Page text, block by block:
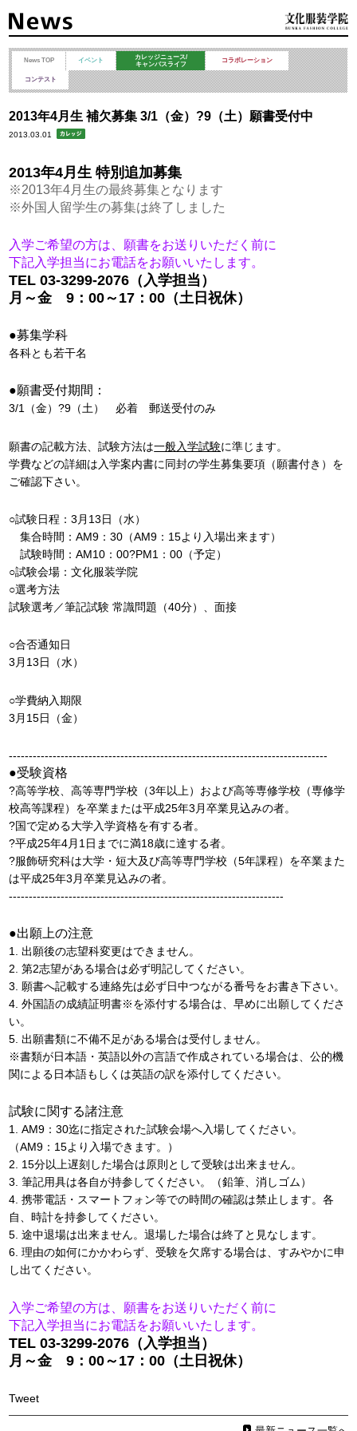
News TOP イベント
カレッジニュース/
キャンパスライフ
コラボレーション
コンテスト
2013年4月生 補欠募集 3/1（金）?9（土）願書受付中
2013.03.01
2013年4月生 特別追加募集
※2013年4月生の最終募集となります
※外国人留学生の募集は終了しました
入学ご希望の方は、願書をお送りいただく前に
下記入学担当にお電話をお願いいたします。
TEL 03-3299-2076（入学担当）
月～金 9：00～17：00（土日祝休）
●募集学科
各科とも若干名
●願書受付期間：
3/1（金）?9（土） 必着 郵送受付のみ
願書の記載方法、試験方法は一般入学試験に準じます。
学費などの詳細は入学案内書に同封の学生募集要項（願書付き）を
ご確認下さい。
○試験日程：3月13日（水）
集合時間：AM9：30（AM9：15より入場出来ます）
試験時間：AM10：00?PM1：00（予定）
○試験会場：文化服装学院
○選考方法
試験選考／筆記試験 常識問題（40分）、面接
○合否通知日
3月13日（水）
○学費納入期限
3月15日（金）
--------------------------------------------------------------------------------
●受験資格
?高等学校、高等専門学校（3年以上）および高等専修学校（専修学
校高等課程）を卒業または平成25年3月卒業見込みの者。
?国で定める大学入学資格を有する者。
?平成25年4月1日までに満18歳に達する者。
?服飾研究科は大学・短大及び高等専門学校（5年課程）を卒業また
は平成25年3月卒業見込みの者。
---------------------------------------------------------------------
●出願上の注意
1. 出願後の志望科変更はできません。
2. 第2志望がある場合は必ず明記してください。
3. 願書へ記載する連絡先は必ず日中つながる番号をお書き下さい。
4. 外国語の成績証明書※を添付する場合は、早めに出願してくださ
い。
5. 出願書類に不備不足がある場合は受付しません。
※書類が日本語・英語以外の言語で作成されている場合は、公的機
関による日本語もしくは英語の訳を添付してください。
試験に関する諸注意
1. AM9：30迄に指定された試験会場へ入場してください。
（AM9：15より入場できます。）
2. 15分以上遅刻した場合は原則として受験は出来ません。
3. 筆記用具は各自が持参してください。（鉛筆、消しゴム）
4. 携帯電話・スマートフォン等での時間の確認は禁止します。各
自、時計を持参してください。
5. 途中退場は出来ません。退場した場合は終了と見なします。
6. 理由の如何にかかわらず、受験を欠席する場合は、すみやかに申
し出てください。
入学ご希望の方は、願書をお送りいただく前に
下記入学担当にお電話をお願いいたします。
TEL 03-3299-2076（入学担当）
月～金 9：00～17：00（土日祝休）
Tweet